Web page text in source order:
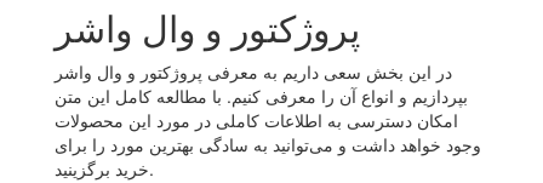
پروژکتور و وال واشر
در این بخش سعی داریم به معرفی پروژکتور و وال واشر
بپردازیم و انواع آن را معرفی کنیم. با مطالعه کامل این متن
امکان دسترسی به اطلاعات کاملی در مورد این محصولات
وجود خواهد داشت و می‌توانید به سادگی بهترین مورد را برای
خرید برگزینید.